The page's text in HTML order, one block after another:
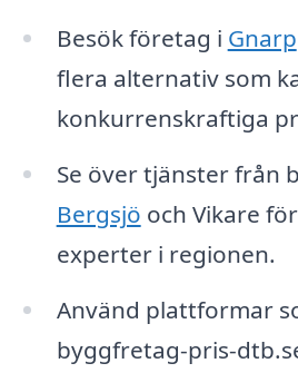
Besök företag i Gnarp
flera alternativ som
konkurrenskraftiga
Se över tjänster från
Bergsjö och Vikare
experter i regionen.
Använd plattformar
byggfretag-pris-